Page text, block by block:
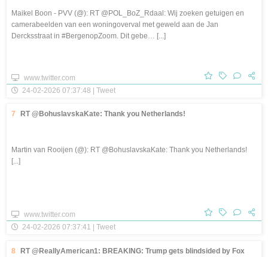
Maikel Boon - PVV (@): RT @POL_BoZ_Rdaal: Wij zoeken getuigen en
camerabeelden van een woningoverval met geweld aan de Jan
Dercksstraat in #BergenopZoom. Dit gebe… [...]
www.twitter.com
24-02-2026 07:37:48 | Tweet
7 RT @BohuslavskaKate: Thank you Netherlands!
Martin van Rooijen (@): RT @BohuslavskaKate: Thank you Netherlands!
[...]
www.twitter.com
24-02-2026 07:37:41 | Tweet
8 RT @ReallyAmerican1: BREAKING: Trump gets blindsided by Fox